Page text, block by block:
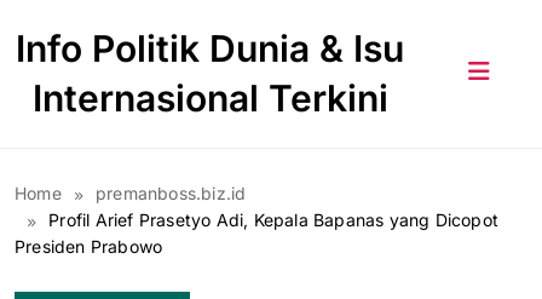
Info Politik Dunia & Isu
Internasional Terkini
Home
premanboss.biz.id
Profil Arief Prasetyo Adi, Kepala Bapanas yang Dicopot
Presiden Prabowo